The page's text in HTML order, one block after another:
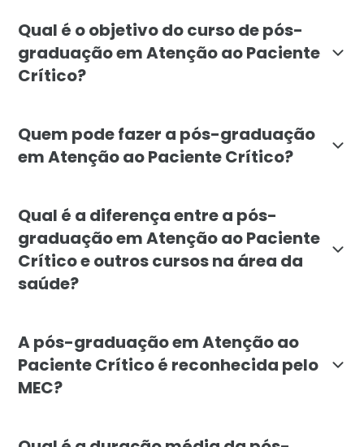
Qual é o objetivo do curso de pós-
graduação em Atenção ao Paciente
Crítico?
Quem pode fazer a pós-graduação
em Atenção ao Paciente Crítico?
Qual é a diferença entre a pós-
graduação em Atenção ao Paciente
Crítico e outros cursos na área da
saúde?
A pós-graduação em Atenção ao
Paciente Crítico é reconhecida pelo
MEC?